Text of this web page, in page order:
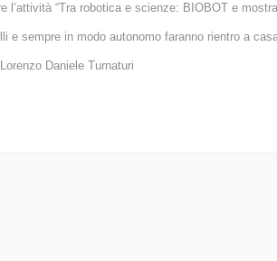
“Tra robotica e scienze: BIOBOT e
e sempre in modo autonomo faranno rientro a
Daniele Turnaturi